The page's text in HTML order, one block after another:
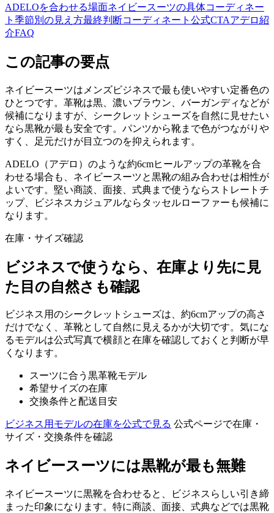
ADELOを合わせる場面ネイビースーツの具体コーディネー
ト 季節別の見え方最終判断コーディネート 公式CTAアデロ紹
介FAQ
この記事の要点
ネイビースーツはメンズビジネスで最も使いやすい定番色の
ひとつです。革靴は黒、濃いブラウン、バーガンディなどが
候補になりますが、シークレットシューズを自然に見せたい
なら黒靴が最も安全です。パンツから靴まで色がつながりや
すく、足元だけが目立つのを抑えられます。
ADELO（アデロ）のような約6cmヒールアップの革靴を合
わせる場合も、ネイビースーツと黒靴の組み合わせは相性が
よいです。堅い商談、面接、式典まで使うならストレートチ
ップ、ビジネスカジュアルならタッセルローファーも候補に
なります。
在庫・サイズ確認
ビジネスで使うなら、在庫より先に見
た目の自然さも確認
ビジネス用のシークレットシューズは、約6cmアップの高さ
だけでなく、革靴として自然に見えるかが大切です。気にな
るモデルは公式写真で横顔と在庫を確認しておくと判断が早
くなります。
スーツに合う黒革靴モデル
希望サイズの在庫
交換条件と配送目安
ビジネス用モデルの在庫を公式で見る 公式ページで在庫・
サイズ・交換条件を確認
ネイビースーツには黒靴が最も無難
ネイビースーツに黒靴を合わせると、ビジネスらしい引き締
まった印象になります。特に商談、面接、式典などでは黒靴